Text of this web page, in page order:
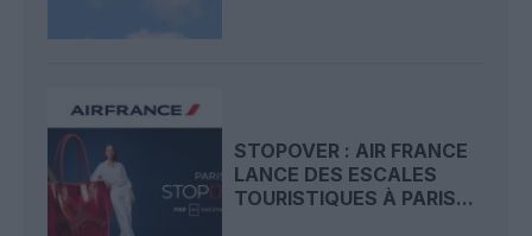
STOPOVER : AIR FRANCE
LANCE DES ESCALES
TOURISTIQUES À PARIS...